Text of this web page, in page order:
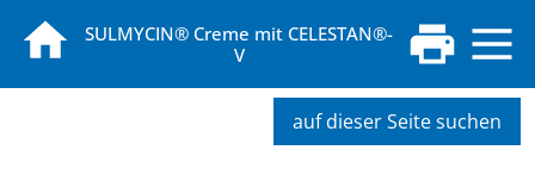
SULMYCIN® Creme mit CELESTAN®-
V
auf dieser Seite suchen